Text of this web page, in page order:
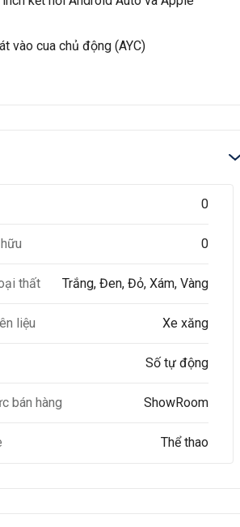
vào cua chủ động (AYC)
0
0
thất Trắng, Đen, Đỏ, Xám, Vàng
liệu Xe xăng
Số tự động
bán hàng ShowRoom
Thể thao